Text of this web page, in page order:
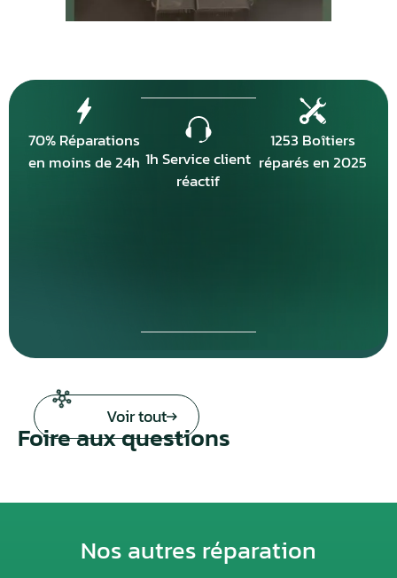
70% Réparations
en moins de 24h 1h Service client
réactif
1253 Boîtiers
réparés en 2025
Voir tout
Foire aux questions
Nos autres réparation